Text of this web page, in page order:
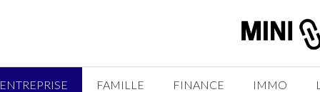
ENTREPRISE FAMILLE FINANCE IMMO